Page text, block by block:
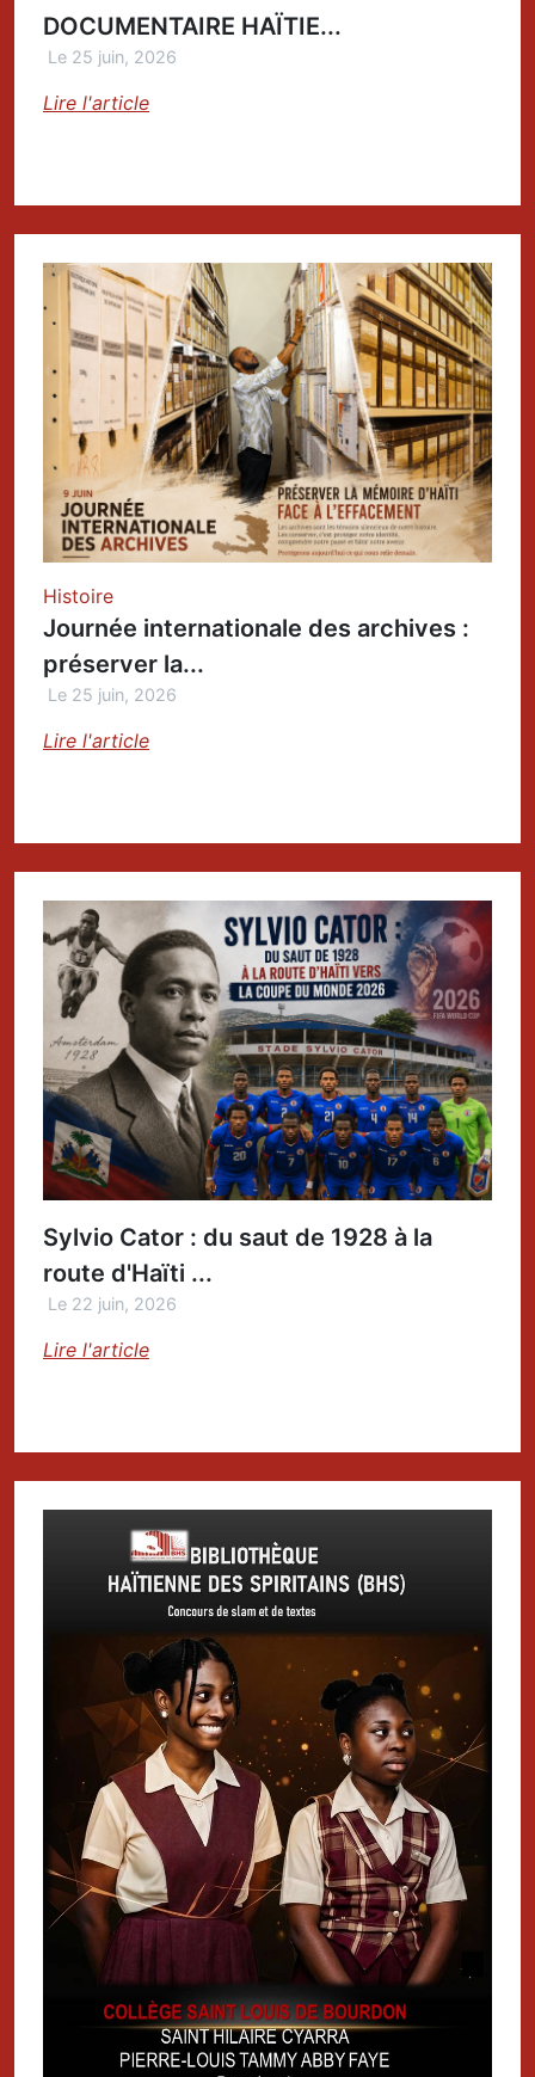
DOCUMENTAIRE HAÏTIE...
Le 25 juin, 2026
Lire l'article
Histoire
Journée internationale des archives :
préserver la...
Le 25 juin, 2026
Lire l'article
Sylvio Cator : du saut de 1928 à la
route d'Haïti ...
Le 22 juin, 2026
Lire l'article